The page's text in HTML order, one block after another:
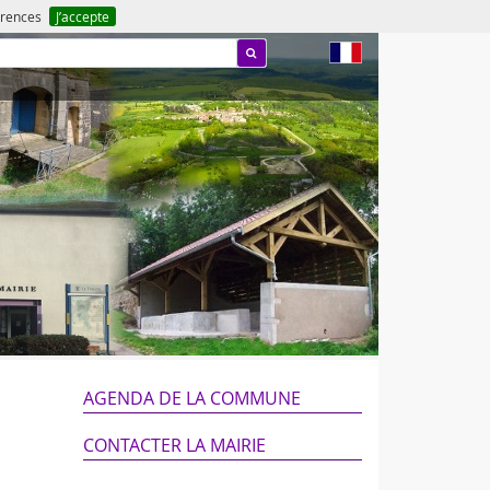
J’accepte
AGENDA DE LA COMMUNE
CONTACTER LA MAIRIE